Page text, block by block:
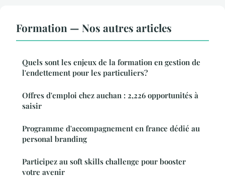
Formation — Nos autres articles
Quels sont les enjeux de la formation en gestion de
l'endettement pour les particuliers?
Offres d'emploi chez auchan : 2,226 opportunités à
saisir
Programme d'accompagnement en france dédié au
personal branding
Participez au soft skills challenge pour booster
votre avenir